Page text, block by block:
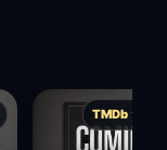
TMDb ★